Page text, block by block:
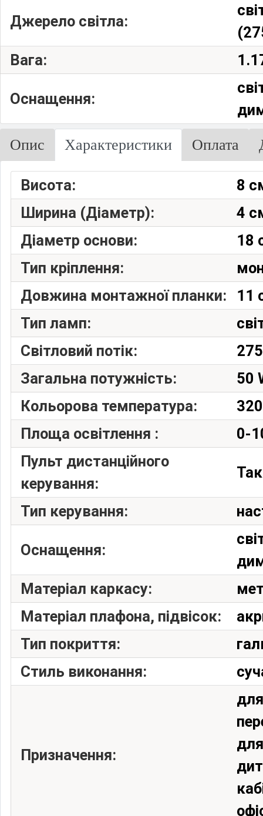
Джерело світла:
Вага:
Оснащення:
Опис Характеристики Оплата
Висота:
8
Ширина (Діаметр):
4
Діаметр основи:
18
Тип кріплення:
Довжина монтажної планки:
11
Тип ламп:
Світловий потік:
Загальна потужність:
50
Кольорова температура:
Площа освітлення :
0-
Пульт дистанційного
керування:
Так
Тип керування:
Оснащення:
Матеріал каркасу:
Матеріал плафона, підвісок:
Тип покриття:
Стиль виконання:
Призначення: